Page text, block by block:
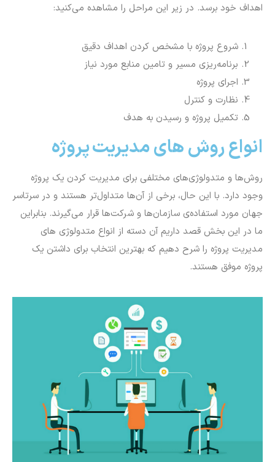
اهداف خود برسد. در زیر این مراحل را مشاهده می‌کنید:
شروع پروژه با مشخص کردن اهداف دقیق
برنامه‌ریزی مسیر و تامین منابع مورد نیاز
اجرای پروژه
نظارت و کنترل
تکمیل پروژه و رسیدن به هدف
انواع روش های مدیریت پروژه
روش‌ها و متدولوژی‌های مختلفی برای مدیریت کردن یک پروژه
وجود دارد. با این حال، برخی از آن‌ها متداول‌تر هستند و در سرتاسر
جهان مورد استفاده‌ی سازمان‌ها و شرکت‌ها قرار می‌گیرند. بنابراین
ما در این بخش قصد داریم آن دسته از انواع متدولوژی های
مدیریت پروژه را شرح دهیم که بهترین انتخاب برای داشتن یک
پروژه موفق هستند.